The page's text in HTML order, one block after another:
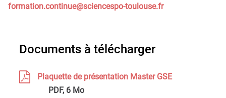
formation.continue@sciencespo-toulouse.fr
Documents à télécharger
Plaquette de présentation Master GSE
PDF, 6 Mo